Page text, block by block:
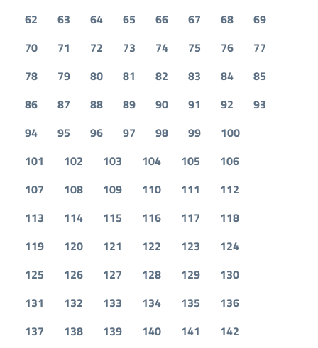
62
63 64 65 66 67 68
69
70
71 72 73 74 75 76
77
78
79 80 81 82 83 84
85
86
87 88 89 90 91 92
93
94
95 96 97 98 99
100
101
102 103 104 105
106
107
108 109 110 111
112
113
114 115 116 117
118
119
120 121 122 123
124
125
126 127 128 129
130
131
132 133 134 135
136
137
138 139 140 141
142